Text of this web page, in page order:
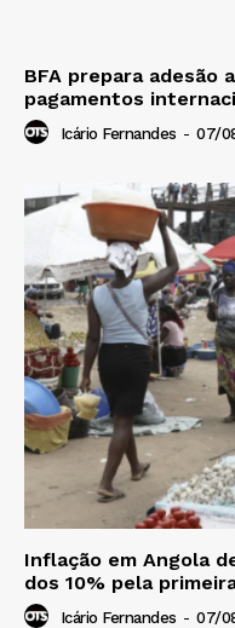
BFA prepara adesão
pagamentos
Icário Fernandes - 07/
Inflação em Angola
dos 10% pela
Icário Fernandes - 07/